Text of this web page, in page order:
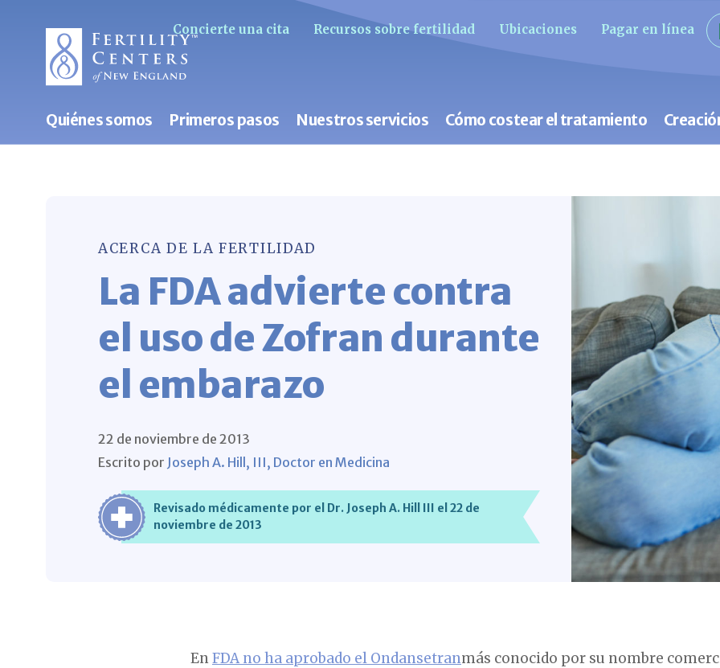
Concierte una cita Recursos sobre fertilidad Ubicaciones Pagar en línea
Quiénes somos Primeros pasos Nuestros servicios Cómo costear el tratamiento
ACERCA DE LA FERTILIDAD
La FDA advierte contra
el uso de Zofran durante
el embarazo
22 de noviembre de 2013
Escrito por Joseph A. Hill, III, Doctor en Medicina
Revisado médicamente por el Dr. Joseph A. Hill III el 22 de
noviembre de 2013
EnFDA no ha aprobado el Ondansetranmás conocido por su nombre